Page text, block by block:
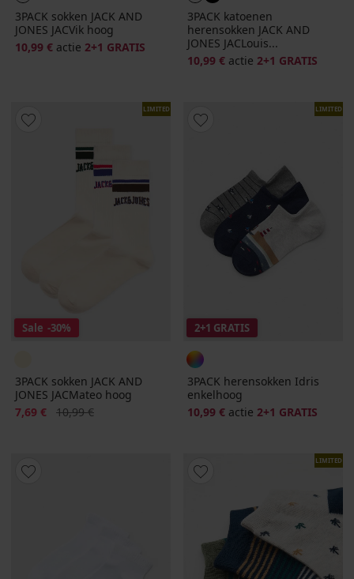
3PACK sokken JACK AND
JONES JACVik hoog
10,99 € actie 2+1 GRATIS
3PACK katoenen
herensokken JACK AND
JONES JACLouis...
10,99 € actie 2+1 GRATIS
LIMITED
Sale -30%
3PACK sokken JACK AND
JONES JACMateo hoog
Korting
7,69 € Oorspronkelijke prijs
10,99 €
LIMITED
2+1 GRATIS
3PACK herensokken Idris
enkelhoog
10,99 € actie 2+1 GRATIS
LIMITED